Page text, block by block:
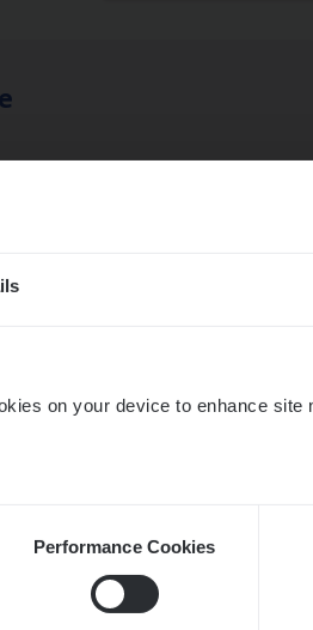
on your device to enhance site
Performance Cookies